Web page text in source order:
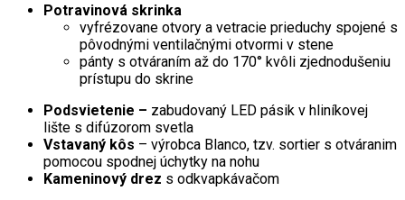
Potravinová skrinka
vyfrézovane otvory a vetracie prieduchy spojené s
pôvodnými ventilačnými otvormi v stene
pánty s otváraním až do 170° kvôli zjednodušeniu
prístupu do skrine
Podsvietenie – zabudovaný LED pásik v hliníkovej
lište s difúzorom svetla
Vstavaný kôs – výrobca Blanco, tzv. sortier s otváranim
pomocou spodnej úchytky na nohu
Kameninový drez s odkvapkávačom